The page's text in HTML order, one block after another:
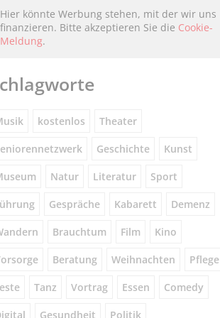
Hier könnte Werbung stehen, mit der wir uns
finanzieren. Bitte akzeptieren Sie die Cookie-
Meldung.
kostenlos Theater
Geschichte Kunst
Natur Literatur Sport
Gespräche Kabarett Demenz
Brauchtum Film Kino
Beratung Weihnachten Pflege
Tanz Vortrag Essen Comedy
Gesundheit Politik